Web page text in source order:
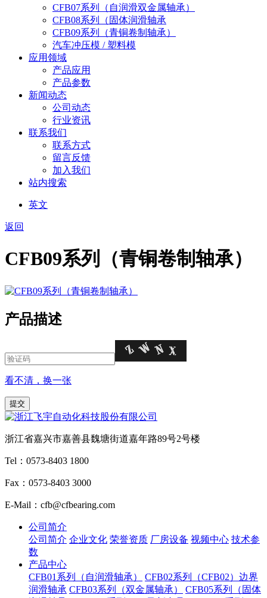
CFB07系列（自润滑双金属轴承）
CFB08系列（固体润滑轴承
CFB09系列（青铜卷制轴承）
汽车冲压模 / 塑料模
应用领域
产品应用
产品参数
新闻动态
公司动态
行业资讯
联系我们
联系方式
留言反馈
加入我们
站内搜索
英文
返回
CFB09系列（青铜卷制轴承）
产品描述
看不清，换一张
浙江省嘉兴市嘉善县魏塘街道嘉年路89号2号楼
Tel：0573-8403 1800
Fax：0573-8403 3000
E-Mail：cfb@cfbearing.com
公司简介
公司简介 企业文化 荣誉资质 厂房设备 视频中心 技术参
数
产品中心
CFB01系列（自润滑轴承）
CFB02系列（CFB02）边界
润滑轴承 CFB03系列（双金属轴承）
CFB05系列（固体